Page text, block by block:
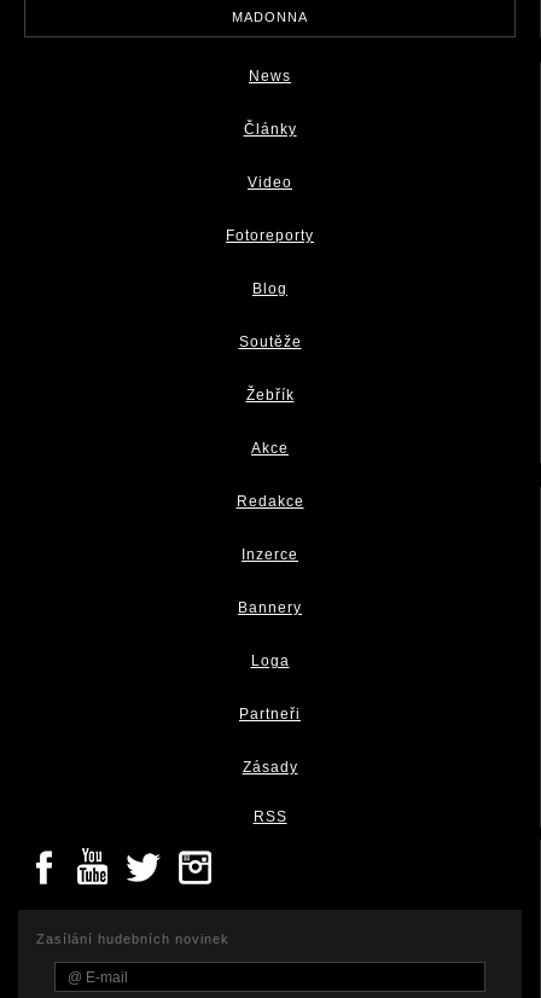
MADONNA
News
Články
Video
Fotoreporty
Blog
Soutěže
Žebřík
Akce
Redakce
Inzerce
Bannery
Loga
Partneři
Zásady
RSS
Zasílání hudebních novinek